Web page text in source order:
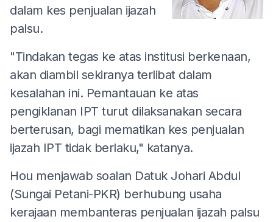
dalam kes penjualan ijazah
palsu.
"Tindakan tegas ke atas institusi berkenaan,
akan diambil sekiranya terlibat dalam
kesalahan ini. Pemantauan ke atas
pengiklanan IPT turut dilaksanakan secara
berterusan, bagi mematikan kes penjualan
ijazah IPT tidak berlaku," katanya.
Hou menjawab soalan Datuk Johari Abdul
(Sungai Petani-PKR) berhubung usaha
kerajaan membanteras penjualan ijazah palsu